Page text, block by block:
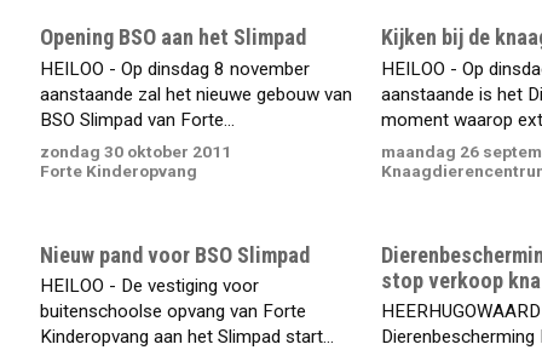
Opening BSO aan het Slimpad
HEILOO - Op dinsdag 8 november
aanstaande zal het nieuwe gebouw van
BSO Slimpad van Forte...
zondag 30 oktober 2011
Forte Kinderopvang
Kijken bij de
HEILOO - Op
aanstaande is het
moment waarop
maandag 26
Nieuw pand voor BSO Slimpad
HEILOO - De vestiging voor
buitenschoolse opvang van Forte
Kinderopvang aan het Slimpad start...
stop verkoop